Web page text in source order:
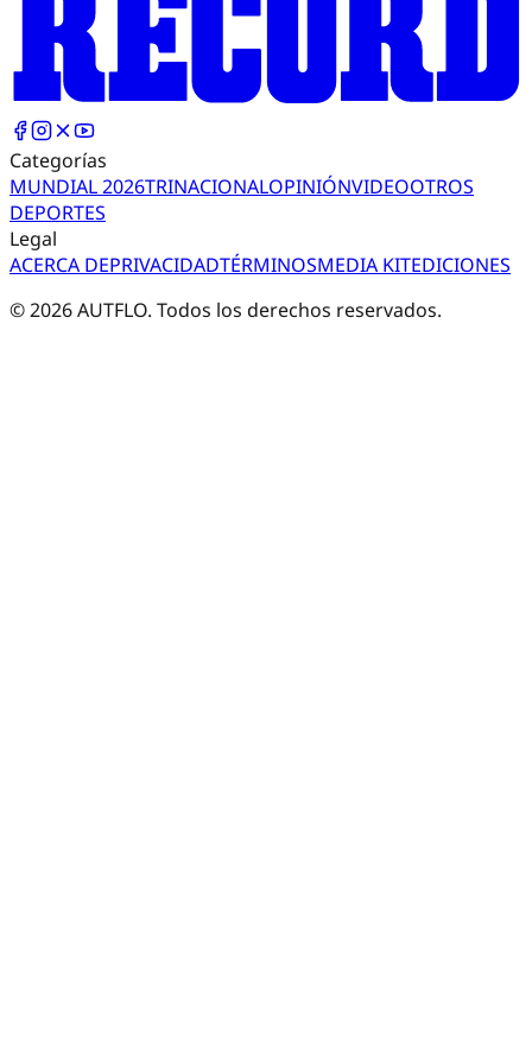
Categorías
MUNDIAL 2026TRINACIONALOPINIÓNVIDEOOTROS
DEPORTES
Legal
ACERCA DEPRIVACIDADTÉRMINOSMEDIA KITEDICIONES
©2026AUTFLO. Todos los derechos reservados.